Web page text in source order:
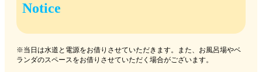
Notice
※当日は水道と電源をお借りさせていただきます。また、お風呂場やベ
ランダのスペースをお借りさせていただく場合がございます。